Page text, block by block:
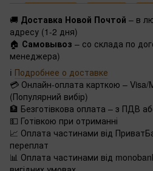
🚚 Доставка Новой Почтой – в
адресу (1-2 дня)
🏠 Самовывоз – со склада по
менеджера)
ℹ️ Подробнее о доставке
💳 Онлайн-оплата карткою – Visa/
(Популярний вибір)
🏦 Безготівкова оплата – з ПДВ
💵 Готівкою при отриманні
📈 Оплата частинами від
переплат
📊 Оплата частинами від